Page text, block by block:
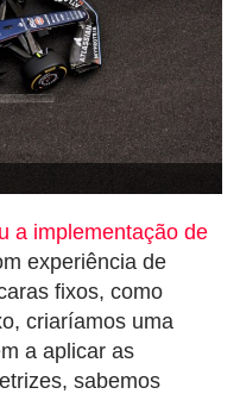
a implementação de
experiência de
fixos, como
criaríamos uma
a aplicar as
sabemos